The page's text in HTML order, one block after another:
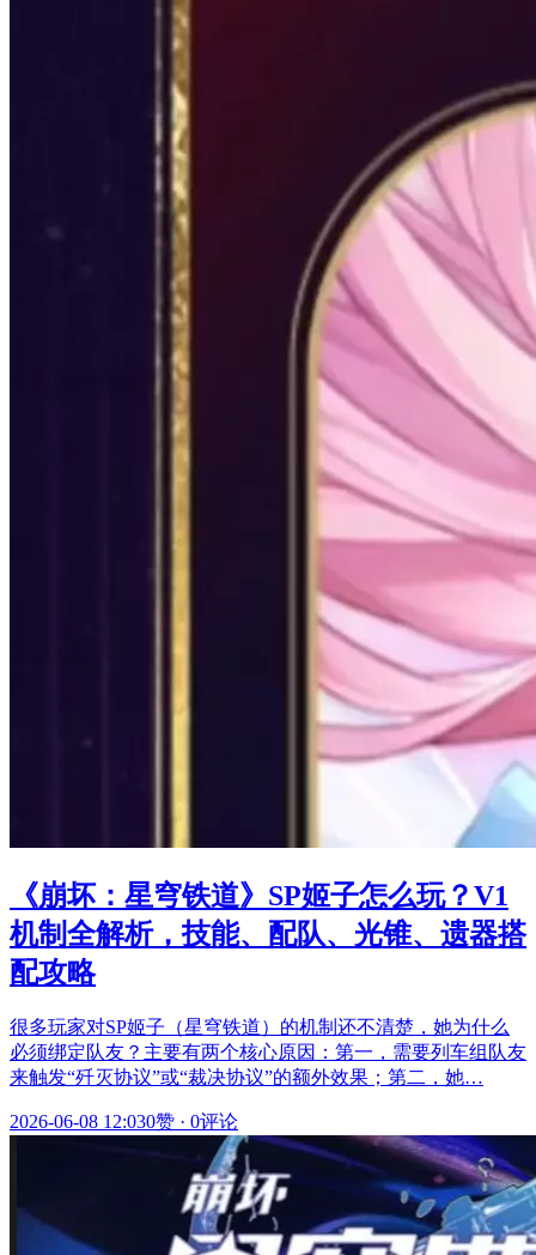
《崩坏：星穹铁道》SP姬子怎么玩？V1
机制全解析，技能、配队、光锥、遗器搭
配攻略
很多玩家对SP姬子（星穹铁道）的机制还不清楚，她为什么
必须绑定队友？主要有两个核心原因：第一，需要列车组队友
来触发“歼灭协议”或“裁决协议”的额外效果；第二，她…
2026-06-08 12:030赞 · 0评论